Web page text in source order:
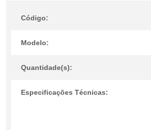
Código:
Modelo:
Quantidade(s):
Especificações Técnicas: